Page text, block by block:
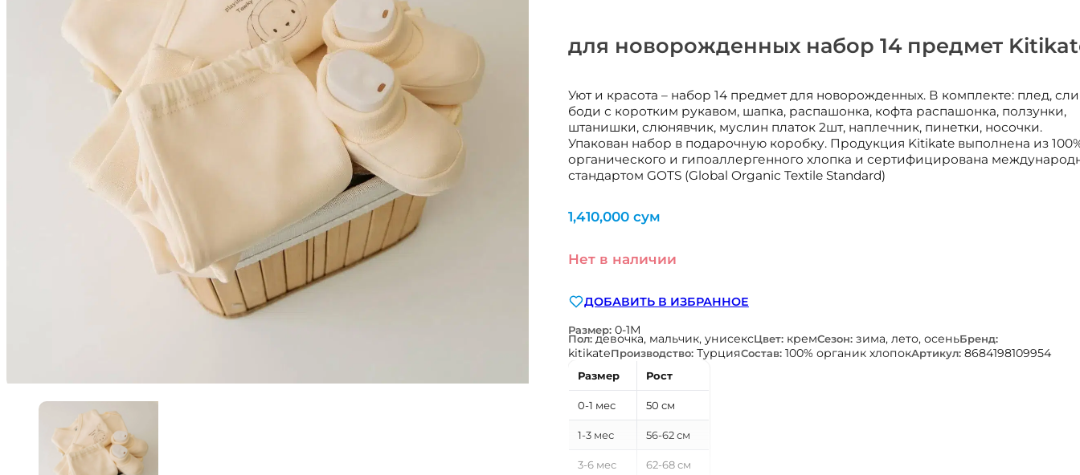
для новорожденных набор 14 предмет
Уют и красота – набор 14 предмет для новорожденных. В комплекте: плед,
боди с коротким рукавом, шапка, распашонка, кофта распашонка, ползунки,
штанишки, слюнявчик, муслин платок 2шт, наплечник, пинетки, носочки.
Упакован набор в подарочную коробку. Продукция Kitikate выполнена из
органического и гипоаллергенного хлопка и сертифицирована
стандартом GOTS (Global Organic Textile Standard)
1,410,000 сум
Нет в наличии
ДОБАВИТЬ В ИЗБРАННОЕ
Размер: 0-1М
Пол: девочка, мальчик, унисексЦвет: кремСезон: зима, лето, осеньБренд:
kitikateПроизводство: ТурцияСостав: 100% органик хлопокАртикул: 8684198109954
Размер Рост
0-1 мес 50 см
1-3 мес 56-62 см
3-6 мес 62-68 см